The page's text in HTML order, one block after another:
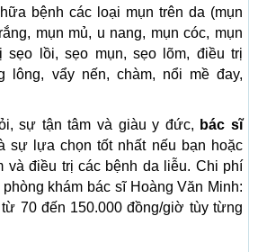
bệnh các loại mụn trên da (mụn
mụn mủ, u nang, mụn cóc, mụn
lồi, sẹo mụn, sẹo lõm, điều trị
lông, vẩy nến, chàm, nổi mề đay,
sự tận tâm và giàu y đức, bác sĩ
sự lựa chọn tốt nhất nếu bạn hoặc
và điều trị các bệnh da liễu. Chi phí
khám bác sĩ Hoàng Văn Minh:
70 đến 150.000 đồng/giờ tùy từng